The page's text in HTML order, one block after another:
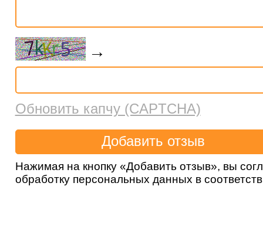
→
Обновить капчу (CAPTCHA)
Нажимая на кнопку «Добавить отзыв», вы
обработку персональных данных в